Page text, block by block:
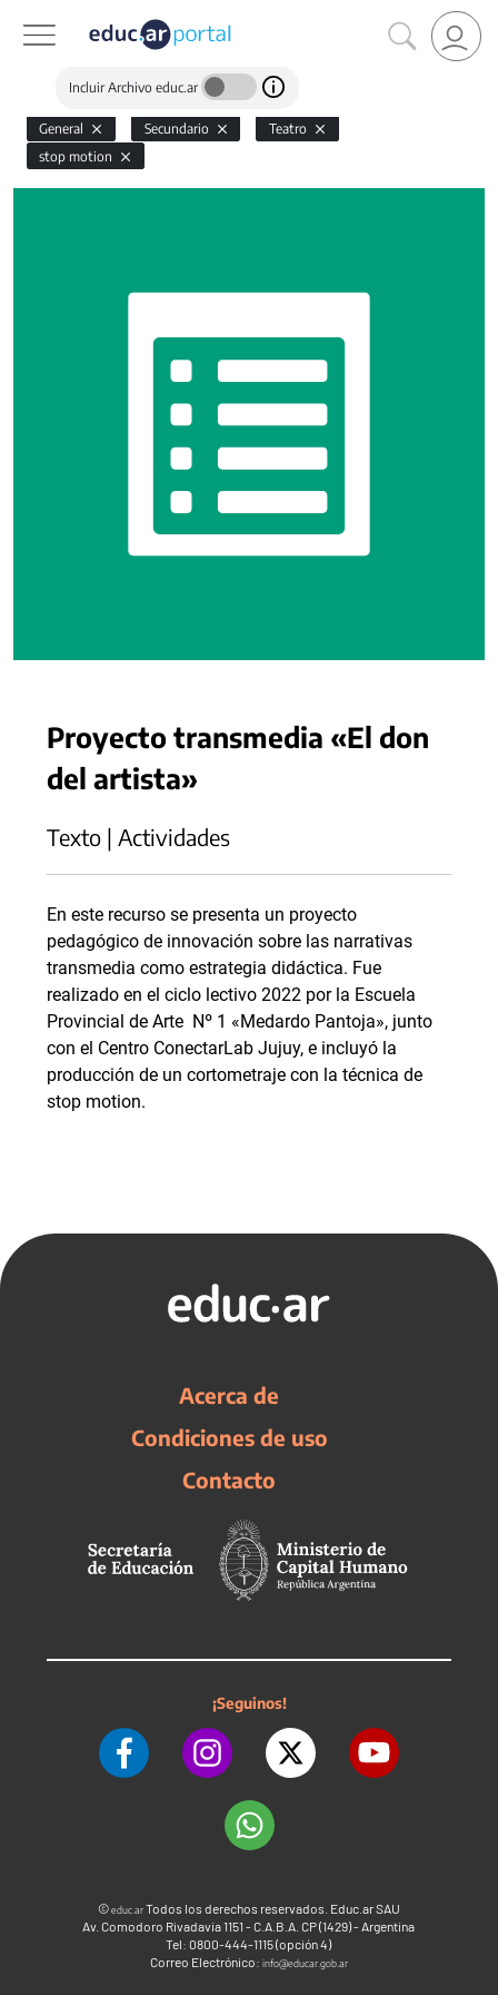
Incluir Archivo educ.ar
General Secundario
Teatro
stop motion
Proyecto transmedia «El don
del artista»
Texto | Actividades
En este recurso se presenta un proyecto
pedagógico de innovación sobre las narrativas
transmedia como estrategia didáctica. Fue
realizado en el ciclo lectivo 2022 por la Escuela
Provincial de Arte Nº 1 «Medardo Pantoja», junto
con el Centro ConectarLab Jujuy, e incluyó la
producción de un cortometraje con la técnica de
stop motion.
Acerca de
Condiciones de uso
Contacto
¡Seguinos!
©educ.arTodos los derechos reservados. Educ.ar SAU
Av. Comodoro Rivadavia 1151 - C.A.B.A. CP (1429) - Argentina
Tel: 0800-444-1115 (opción 4)
Correo Electrónico: info@educar.gob.ar